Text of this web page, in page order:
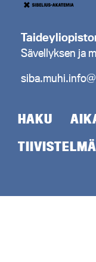
Sävellyksen ja
HAKU